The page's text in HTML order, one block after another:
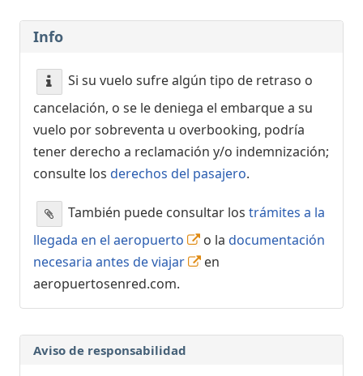
Info
Si su vuelo sufre algún tipo de retraso o
cancelación, o se le deniega el embarque a su
vuelo por sobreventa u overbooking, podría
tener derecho a reclamación y/o indemnización;
consulte los derechos del pasajero.
También puede consultar los trámites a la
llegada en el aeropuerto
o la documentación
necesaria antes de viajar
en
aeropuertosenred.com.
Aviso de responsabilidad